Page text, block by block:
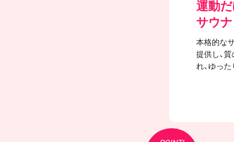
運動だ
サウナ
本格的な
提供し、
れ、ゆっ